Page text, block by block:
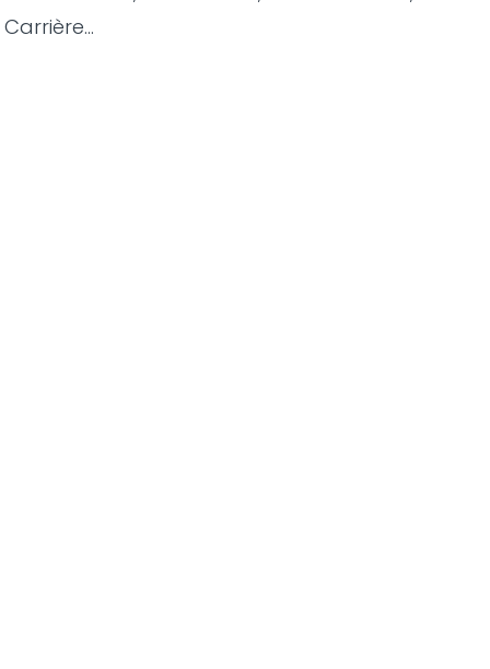
Carrière...